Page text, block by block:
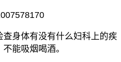
身体有没有什么妇科上的疾
能吸烟喝酒。